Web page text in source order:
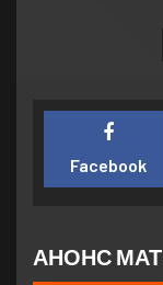
Facebook
АНОНС